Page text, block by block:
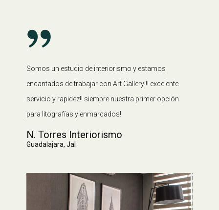
Somos un estudio de interiorismo y estamos
encantados de trabajar con Art Gallery!!! excelente
servicio y rapidez!! siempre nuestra primer opción
para litografías y enmarcados!
N. Torres Interiorismo
Guadalajara, Jal